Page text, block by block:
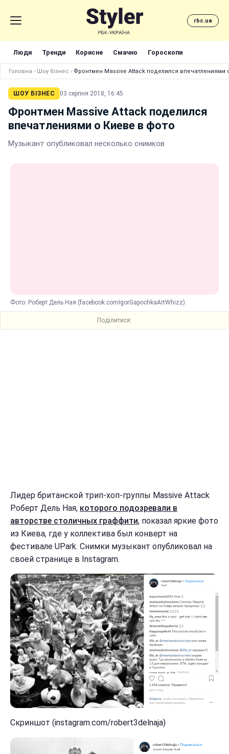
rbc.ua
Люди Тренди Корисне Смачно Гороскопи
Головна › Шоу бізнес › Фронтмен Massive Attack поделился впечатлениями
ШОУ БІЗНЕС 03 серпня 2018, 16:45
Фронтмен Massive Attack поделился
впечатлениями о Киеве в фото
Музыкант опубликовал несколько снимков
Фото: Роберт Дель Ная (facebook.comIgorGapochkaArtWhizz)
Поділитися:
Лидер британской трип-хоп-группы Massive Attack
Роберт Дель Ная, которого подозревали в
авторстве столичных граффити, показал яркие фото
из Киева, где у коллектива был конверт на
фестивале UPark. Снимки музыкант опубликовал на
своей странице в Instagram.
Скриншот (instagram.com/robert3delnaja)